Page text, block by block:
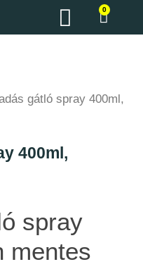
0
gátló spray 400ml,
400ml,
spray
mentes